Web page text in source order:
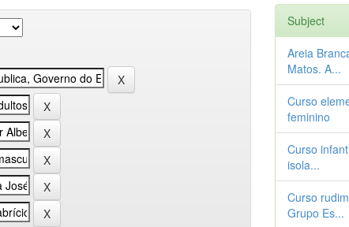
Subject
Areia
Matos. A...
Curso
feminino
Curso
isola...
Curso
Grupo Es...